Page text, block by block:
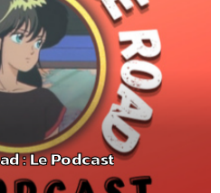
: Le Podcast